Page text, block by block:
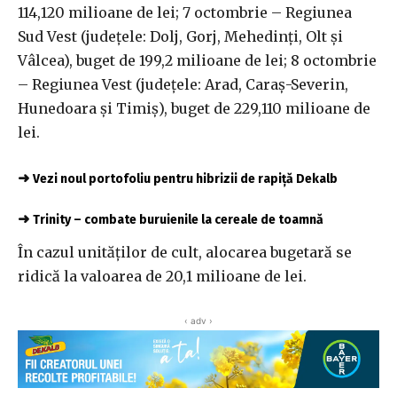
114,120 milioane de lei; 7 octombrie – Regiunea
Sud Vest (judeţele: Dolj, Gorj, Mehedinţi, Olt şi
Vâlcea), buget de 199,2 milioane de lei; 8 octombrie
– Regiunea Vest (judeţele: Arad, Caraş-Severin,
Hunedoara şi Timiş), buget de 229,110 milioane de
lei.
➜ Vezi noul portofoliu pentru hibrizii de rapiță Dekalb
➜ Trinity – combate buruienile la cereale de toamnă
În cazul unităţilor de cult, alocarea bugetară se
ridică la valoarea de 20,1 milioane de lei.
‹ adv ›